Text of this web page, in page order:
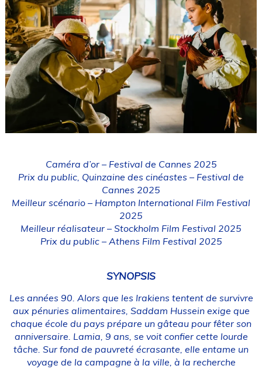
Caméra d’or – Festival de Cannes 2025
Prix du public, Quinzaine des cinéastes – Festival de
Cannes 2025
Meilleur scénario – Hampton International Film Festival
2025
Meilleur réalisateur – Stockholm Film Festival 2025
Prix du public – Athens Film Festival 2025
SYNOPSIS
Les années 90. Alors que les Irakiens tentent de survivre
aux pénuries alimentaires, Saddam Hussein exige que
chaque école du pays prépare un gâteau pour fêter son
anniversaire. Lamia, 9 ans, se voit confier cette lourde
tâche. Sur fond de pauvreté écrasante, elle entame un
voyage de la campagne à la ville, à la recherche